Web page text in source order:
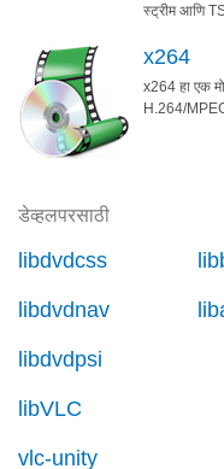
स्ट्रीम आणि
x264
x264 हा एक
H.264/
डेव्हलपरसाठी
libdvdcss
libdvdnav
libdvdpsi
libVLC
vlc-unity